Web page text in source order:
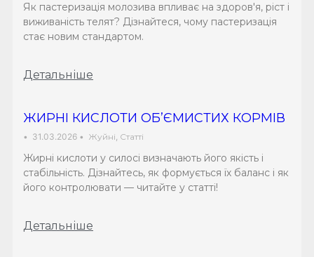
Як пастеризація молозива впливає на здоров'я, ріст і
виживаність телят? Дізнайтеся, чому пастеризація
стає новим стандартом.
Детальніше
ЖИРНІ КИСЛОТИ ОБ’ЄМИСТИХ КОРМІВ
• 31.03.2026 • Жуйні, Статті
Жирні кислоти у силосі визначають його якість і
стабільність. Дізнайтесь, як формується їх баланс і як
його контролювати — читайте у статті!
Детальніше